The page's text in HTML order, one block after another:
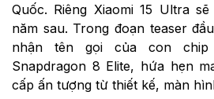
Quốc. Riêng Xiaomi 15 Ultra
năm sau. Trong đoạn teaser
nhận tên gọi của con chip
Snapdragon 8 Elite, hứa hẹn
cấp ấn tượng từ thiết kế, màn